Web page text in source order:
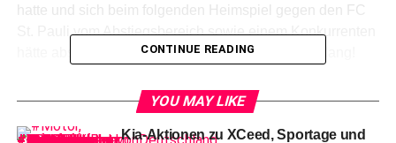
hatte und sich beim folgenden Heimspiel gegen den FC
St. Pauli vom Abstiegsbereich sowie einem Konkurrenten
hätte absetzen können . . . – was bekanntlich mißlang!
10-Nikola Dovedan (FCN) gegen 23-Danilo Wiebe
CONTINUE READING
YOU MAY LIKE
Kia-Aktionen zu XCeed, Sportage und